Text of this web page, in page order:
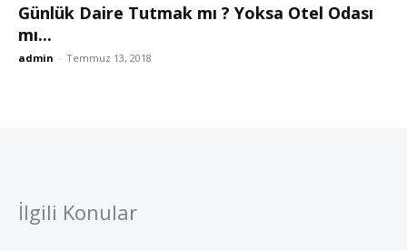
Günlük Daire Tutmak mı ? Yoksa Otel Odası
mı...
admin - Temmuz 13, 2018
İlgili Konular